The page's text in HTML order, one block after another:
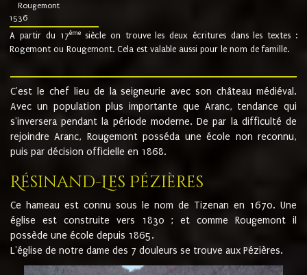
Rougemont
1536
A partir du 17ème siècle on trouve les deux écritures dans les textes :
Rogemont ou Rougemont. Cela est valable aussi pour le nom de famille.
C'est le chef lieu de la seigneurie avec son château médiéval.
Avec un population plus importante que Aranc, tendance qui
s'inversera pendant la période moderne. De par la difficulté de
rejoindre Aranc, Rougemont posséda une école non reconnu,
puis par décision officielle en 1868.
Résinand-Les Pézières
Ce hameau est connu sous le nom de Tizenan en 1670. Une
église est construite vers 1830 ; et comme Rougemont il
possède une école depuis 1865.
L'église de notre dame des 7 douleurs se trouve aux Pézières.